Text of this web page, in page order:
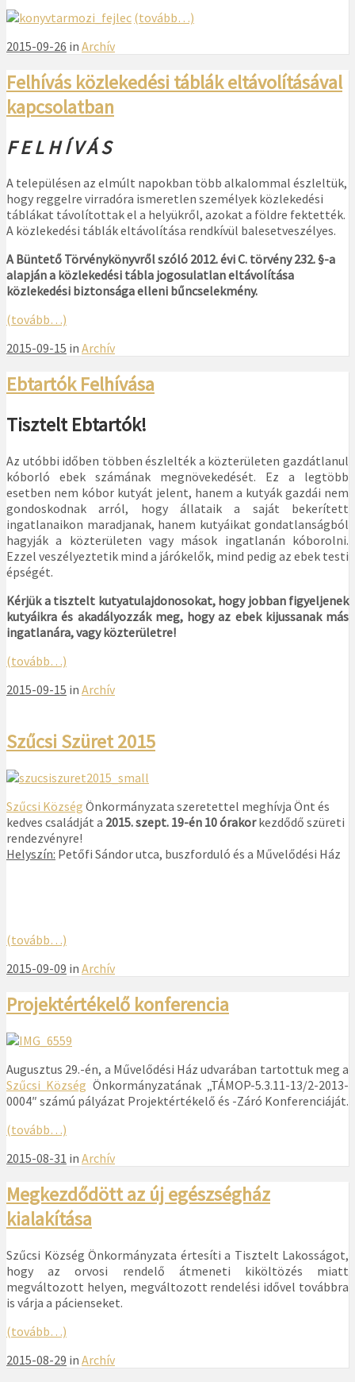
(tovább…)
2015-09-26 in Archív
Felhívás közlekedési táblák eltávolításával
kapcsolatban
F E L H Í V Á S
A településen az elmúlt napokban több alkalommal észleltük,
hogy reggelre virradóra ismeretlen személyek közlekedési
táblákat távolítottak el a helyükről, azokat a földre fektették.
A közlekedési táblák eltávolítása rendkívül balesetveszélyes.
A Büntető Törvénykönyvről szóló 2012. évi C. törvény 232. §-a
alapján a közlekedési tábla jogosulatlan eltávolítása
közlekedési biztonsága elleni bűncselekmény.
(tovább…)
2015-09-15 in Archív
Ebtartók Felhívása
Tisztelt Ebtartók!
Az utóbbi időben többen észlelték a közterületen gazdátlanul
kóborló ebek számának megnövekedését. Ez a legtöbb
esetben nem kóbor kutyát jelent, hanem a kutyák gazdái nem
gondoskodnak arról, hogy állataik a saját bekerített
ingatlanaikon maradjanak, hanem kutyáikat gondatlanságból
hagyják a közterületen vagy mások ingatlanán kóborolni.
Ezzel veszélyeztetik mind a járókelők, mind pedig az ebek testi
épségét.
Kérjük a tisztelt kutyatulajdonosokat, hogy jobban figyeljenek
kutyáikra és akadályozzák meg, hogy az ebek kijussanak más
ingatlanára, vagy közterületre!
(tovább…)
2015-09-15 in Archív
Szűcsi Szüret 2015
Szűcsi Község Önkormányzata szeretettel meghívja Önt és
kedves családját a 2015. szept. 19-én 10 órakorkezdődő szüreti
rendezvényre!
Helyszín: Petőfi Sándor utca, buszforduló és a Művelődési Ház
(tovább…)
2015-09-09 in Archív
Projektértékelő konferencia
Augusztus 29.-én, a Művelődési Ház udvarában tartottuk meg a
Szűcsi Község Önkormányzatának „TÁMOP-5.3.11-13/2-2013-
0004″ számú pályázat Projektértékelő és -Záró Konferenciáját.
(tovább…)
2015-08-31 in Archív
Megkezdődött az új egészségház
kialakítása
Szűcsi Község Önkormányzata értesíti a Tisztelt Lakosságot,
hogy az orvosi rendelő átmeneti kiköltözés miatt
megváltozott helyen, megváltozott rendelési idővel továbbra
is várja a pácienseket.
(tovább…)
2015-08-29 in Archív